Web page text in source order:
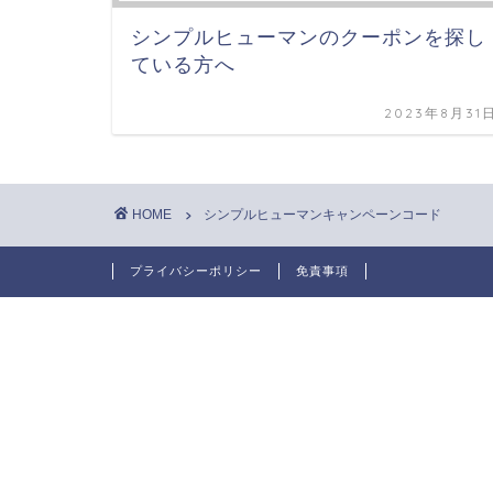
シンプルヒューマンのクーポンを探し
ている方へ
2023年8月31
HOME シンプルヒューマンキャンペーンコード
プライバシーポリシー 免責事項